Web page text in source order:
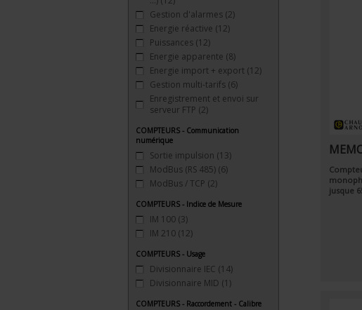
Gestion d'alarmes (2)
Energie réactive (12)
Puissances (12)
Energie apparente (8)
Energie import + export (12)
Gestion multi-tarifs (6)
Enregistrement et envoi sur
serveur FTP (2)
COMPTEURS - Communication
numérique
Sortie impulsion (13)
ModBus (RS 485) (6)
ModBus / TCP (2)
COMPTEURS - Indice de Mesure
IM 100 (3)
IM 210 (12)
COMPTEURS - Usage
Divisionnaire IEC (14)
Divisionnaire MID (1)
COMPTEURS - Raccordement - Calibre
jusque